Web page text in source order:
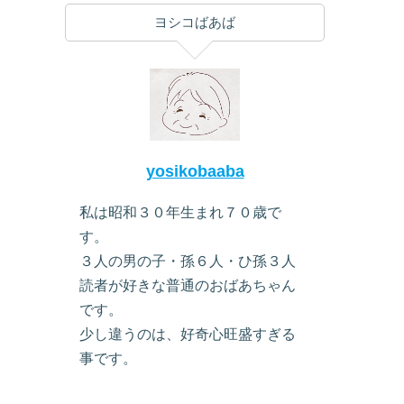
ヨシコばあば
yosikobaaba
私は昭和３０年生まれ７０歳で
す。
３人の男の子・孫６人・ひ孫３人
読者が好きな普通のおばあちゃん
です。
少し違うのは、好奇心旺盛すぎる
事です。